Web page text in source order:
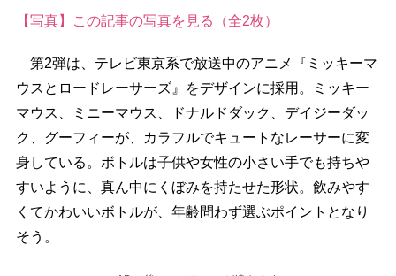
【写真】この記事の写真を見る（全2枚）
第2弾は、テレビ東京系で放送中のアニメ『ミッキーマ
ウスとロードレーサーズ』をデザインに採用。ミッキー
マウス、ミニーマウス、ドナルドダック、デイジーダッ
ク、グーフィーが、カラフルでキュートなレーサーに変
身している。ボトルは子供や女性の小さい手でも持ち
すいように、真ん中にくぼみを持たせた形状。飲みやす
くてかわいいボトルが、年齢問わず選ぶポイントとなり
そう。